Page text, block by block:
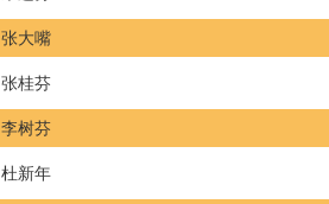
张大嘴
张桂芬
李树芬
杜新年